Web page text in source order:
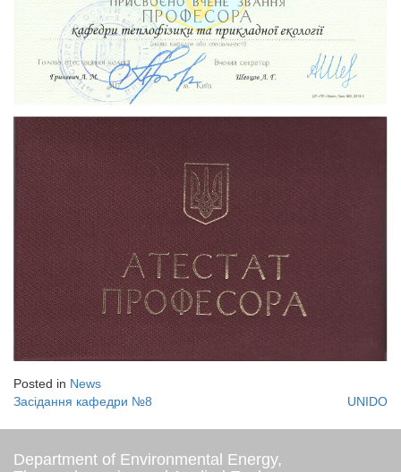
Posted in News
Post
navigation
Засідання кафедри №8 UNIDO
Department of Environmental Energy,